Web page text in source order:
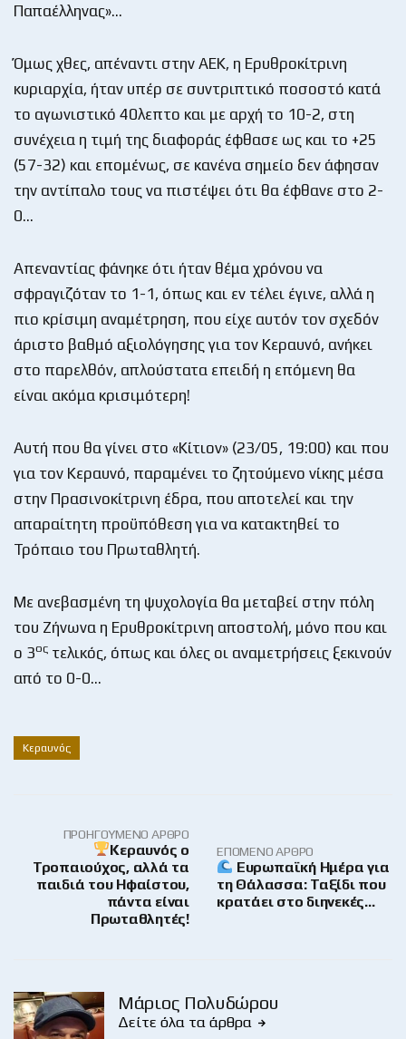
Παπαέλληνας»…
Όμως χθες, απέναντι στην ΑΕΚ, η Ερυθροκίτρινη
κυριαρχία, ήταν υπέρ σε συντριπτικό ποσοστό κατά
το αγωνιστικό 40λεπτο και με αρχή το 10-2, στη
συνέχεια η τιμή της διαφοράς έφθασε ως και το +25
(57-32) και επομένως, σε κανένα σημείο δεν άφησαν
την αντίπαλο τους να πιστέψει ότι θα έφθανε στο 2-
0…
Απεναντίας φάνηκε ότι ήταν θέμα χρόνου να
σφραγιζόταν το 1-1, όπως και εν τέλει έγινε, αλλά η
πιο κρίσιμη αναμέτρηση, που είχε αυτόν τον σχεδόν
άριστο βαθμό αξιολόγησης για τον Κεραυνό, ανήκει
στο παρελθόν, απλούστατα επειδή η επόμενη θα
είναι ακόμα κρισιμότερη!
Αυτή που θα γίνει στο «Κίτιον» (23/05, 19:00) και που
για τον Κεραυνό, παραμένει το ζητούμενο νίκης μέσα
στην Πρασινοκίτρινη έδρα, που αποτελεί και την
απαραίτητη προϋπόθεση για να κατακτηθεί το
Τρόπαιο του Πρωταθλητή.
Με ανεβασμένη τη ψυχολογία θα μεταβεί στην πόλη
του Ζήνωνα η Ερυθροκίτρινη αποστολή, μόνο που και
ο 3ος τελικός, όπως και όλες οι αναμετρήσεις ξεκινούν
από το 0-0…
Κεραυνός
ΠΡΟΗΓΟΎΜΕΝΟ ΆΡΘΡΟ
Κεραυνός ο
Τροπαιούχος, αλλά τα
παιδιά του Ηφαίστου,
πάντα είναι
Πρωταθλητές!
ΕΠΌΜΕΝΟ ΆΡΘΡΟ
Ευρωπαϊκή Ημέρα για
τη Θάλασσα: Ταξίδι που
κρατάει στο διηνεκές…
Μάριος Πολυδώρου
Δείτε όλα τα άρθρα